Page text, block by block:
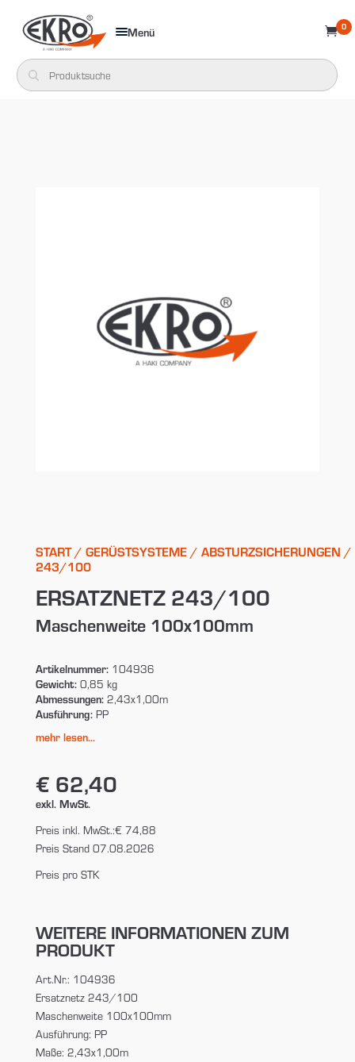
Menü  0
START/ GERÜSTSYSTEME/ ABSTURZSICHERUNGEN /
243/100
ERSATZNETZ 243/100
Maschenweite 100x100mm
Artikelnummer:104936
Gewicht:0,85 kg
Abmessungen:2,43x1,00m
Ausführung:PP
mehr lesen...
€ 62,40
exkl. MwSt.
Preis inkl. MwSt.:€ 74,88
Preis Stand 07.08.2026
Preis pro STK
WEITERE INFORMATIONEN ZUM
PRODUKT
Art.Nr.: 104936
Ersatznetz 243/100
Maschenweite 100x100mm
Ausführung: PP
Maße: 2,43x1,00m